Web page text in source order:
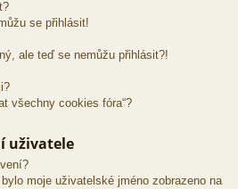
se přihlásit!
ale teď se nemůžu přihlásit?!
všechny cookies fóra“?
uživatele
moje uživatelské jméno zobrazeno na